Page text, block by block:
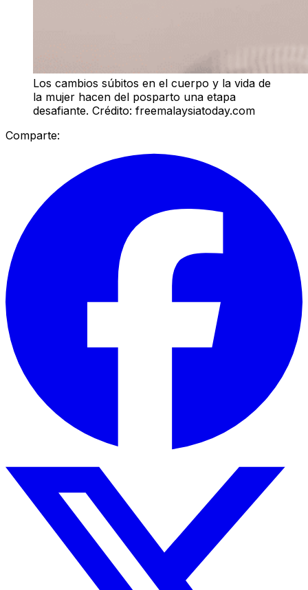
Los cambios súbitos en el cuerpo y la vida de
la mujer hacen del posparto una etapa
desafiante. Crédito: freemalaysiatoday.com
Comparte: